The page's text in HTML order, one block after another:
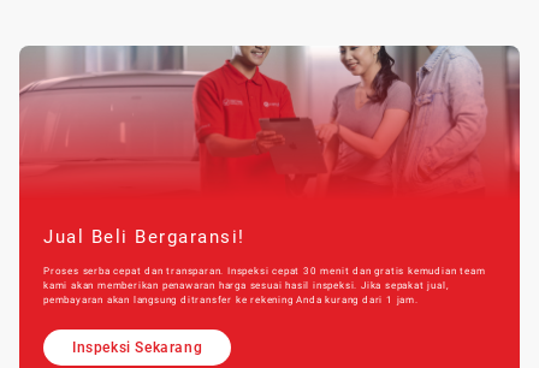
Jual Beli Bergaransi!
Proses serba cepat dan transparan. Inspeksi cepat 30 menit dan gratis kemudian team
kami akan memberikan penawaran harga sesuai hasil inspeksi. Jika sepakat jual,
pembayaran akan langsung ditransfer ke rekening Anda kurang dari 1 jam.
Inspeksi Sekarang